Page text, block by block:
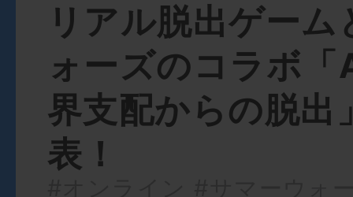
リアル脱出ゲー
ォーズのコラボ
界支配からの脱出
表！